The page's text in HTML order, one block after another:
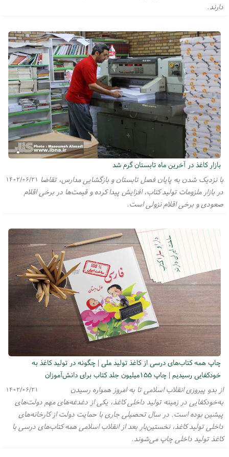
دارند.
بازار کاغذ در آخرین ماه تابستان گرم‌ شد
۱۴۰۲/۰۶/۲۱ با نزدیک شدن به پایان فصل تابستان و بازگشایی مدارس، تقاضا
در بازار ملزومات تولید کتاب، افزایش پیدا کرده و قیمت‌ها در برخی اقلام
صعودی و برخی اقلام نزولی است.
چاپ همه کتاب‌های درسی از کاغذ تولید ملی | چگونه در تولید کاغذ به
خودکفایی رسیدیم | چاپ ۱۵۵میلیون جلد کتاب برای دانش‌آموزان
۱۴۰۲/۰۶/۲۱
از بدو پیروزی انقلاب اسلامی تا به امروز همواره رسیدن
به‌خودکفایی در زمینه تولید داخلی کاغذ، یکی از دغدغه‌های مهم دولت‌های
پیشین بوده است. در سال تحصیلی جاری با حمایت دولت از کارخانه‌های
داخلی تولید کاغذ، نخستین‌بار بعد از انقلاب اسلامی همه کتاب‌های درسی با
کاغذ تولید داخلی چاپ می‌شوند.